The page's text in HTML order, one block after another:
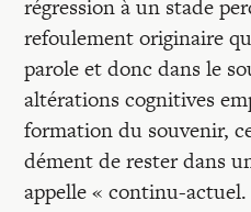
régression à un stade
refoulement originaire
parole et donc dans le
altérations cognitives
formation du souvenir,
dément de rester dans
appelle « continu-